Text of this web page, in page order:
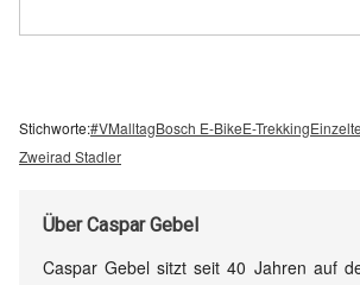
Stichworte:#VMalltagBosch E-BikeE-Trekking
Zweirad Stadler
ÜberCaspar Gebel
Caspar Gebel sitzt seit 40 Jahren auf